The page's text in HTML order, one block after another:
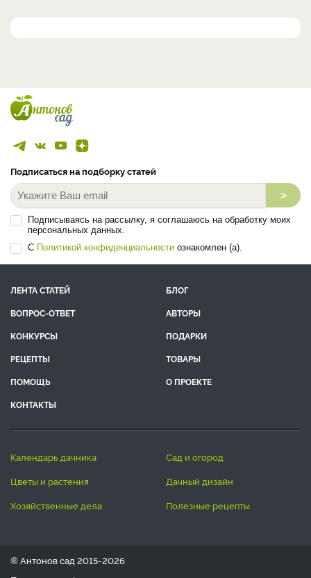
Подписаться на подборку статей
>
Подписываясь на рассылку, я соглашаюсь на обработку моих
персональных данных.
С Политикой конфиденциальности ознакомлен (а).
ЛЕНТА СТАТЕЙ
БЛОГ
ВОПРОС-ОТВЕТ
АВТОРЫ
КОНКУРСЫ
ПОДАРКИ
РЕЦЕПТЫ
ТОВАРЫ
ПОМОЩЬ
О ПРОЕКТЕ
КОНТАКТЫ
календарь дачника
сад и огород
цветы и растения
дачный дизайн
хозяйственные дела
полезные рецепты
® Антонов сад 2015-2026